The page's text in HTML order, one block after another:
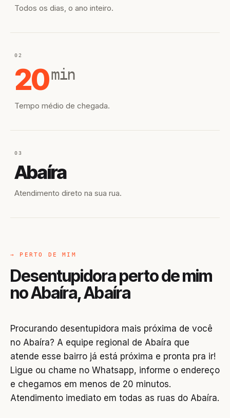
Todos os dias, o ano inteiro.
02
20min
Tempo médio de chegada.
03
Abaíra
Atendimento direto na sua rua.
→ PERTO DE MIM
Desentupidora perto de mim
no Abaíra, Abaíra
Procurando desentupidora mais próxima de você
no Abaíra? A equipe regional de Abaíra que
atende esse bairro já está próxima e pronta pra ir!
Ligue ou chame no Whatsapp, informe o endereço
e chegamos em menos de 20 minutos.
Atendimento imediato em todas as ruas do Abaíra.